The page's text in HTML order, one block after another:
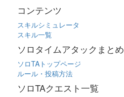
コンテンツ
スキルシミュレータ
スキル一覧
ソロタイムアタックまとめ
ソロTAトップページ
ルール・投稿方法
ソロTAクエスト一覧